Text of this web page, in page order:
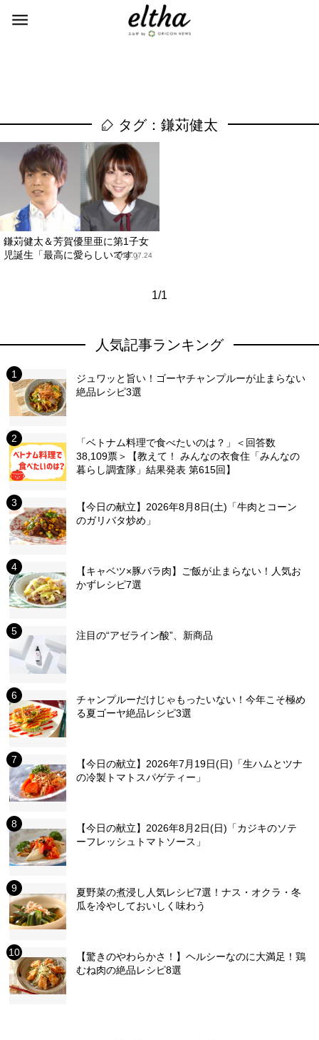
タグ：鎌苅健太
鎌苅健太＆芳賀優里亜に第1子女
児誕生「最高に愛らしいです」
2018.07.24
1/1
人気記事ランキング
ジュワッと旨い！ゴーヤチャンプルーが止まらない
絶品レシピ3選
「ベトナム料理で食べたいのは？」＜回答数
38,109票＞【教えて！ みんなの衣食住「みんなの
暮らし調査隊」結果発表 第615回】
【今日の献立】2026年8月8日(土)「牛肉とコーン
のガリバタ炒め」
【キャベツ×豚バラ肉】ご飯が止まらない！人気お
かずレシピ7選
注目の“アゼライン酸”、新商品
チャンプルーだけじゃもったいない！今年こそ極め
る夏ゴーヤ絶品レシピ3選
【今日の献立】2026年7月19日(日)「生ハムとツナ
の冷製トマトスパゲティー」
【今日の献立】2026年8月2日(日)「カジキのソテ
ーフレッシュトマトソース」
夏野菜の煮浸し人気レシピ7選！ナス・オクラ・冬
瓜を冷やしておいしく味わう
【驚きのやわらかさ！】ヘルシーなのに大満足！鶏
むね肉の絶品レシピ8選